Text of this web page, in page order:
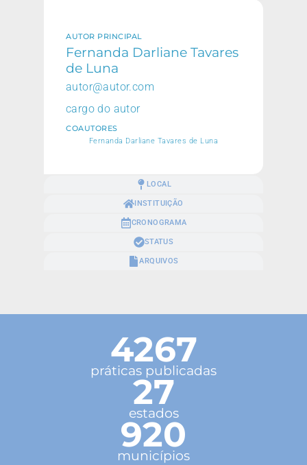
LOCAL
INSTITUIÇÃO
CRONOGRAMA
STATUS
ARQUIVOS
AUTOR PRINCIPAL
Fernanda Darliane Tavares
de Luna
autor@autor.com
cargo do autor
COAUTORES
Fernanda Darliane Tavares de Luna
4267
práticas publicadas
27
estados
920
municípios